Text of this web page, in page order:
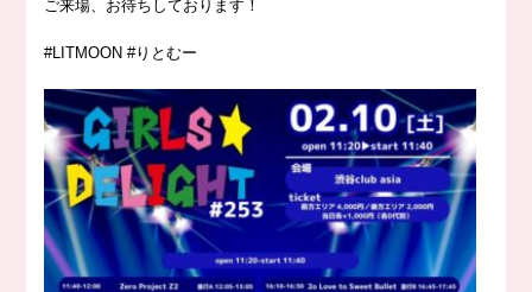
ご来場、お待ちしております！
#LITMOON #りとむー